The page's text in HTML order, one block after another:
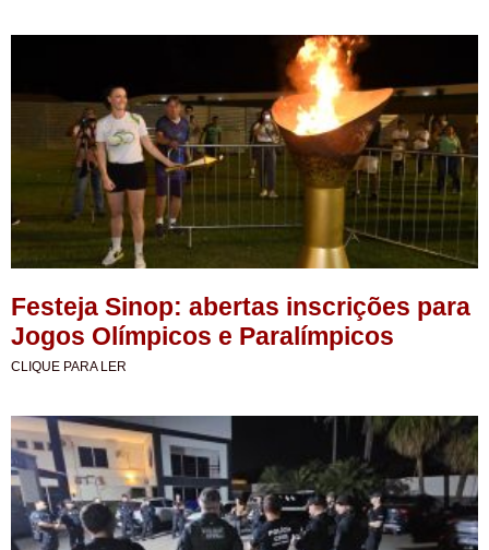
Festeja Sinop: abertas inscrições para
Jogos Olímpicos e Paralímpicos
CLIQUE PARA LER